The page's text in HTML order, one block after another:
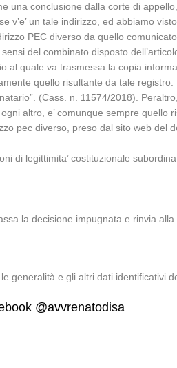
una conclusione dalla corte di
v’e’ un tale indirizzo, ed abbiamo
PEC diverso da quello
del combinato disposto
al quale va trasmessa la copia
quello risultante da tale
(Cass. n. 11574/2018).
altro, e’ comunque sempre quello
pec diverso, preso dal sito web del
di legittimita’ costituzionale
la decisione impugnata e rinvia
generalità e gli altri dati identificativi
@avvrenatodisa